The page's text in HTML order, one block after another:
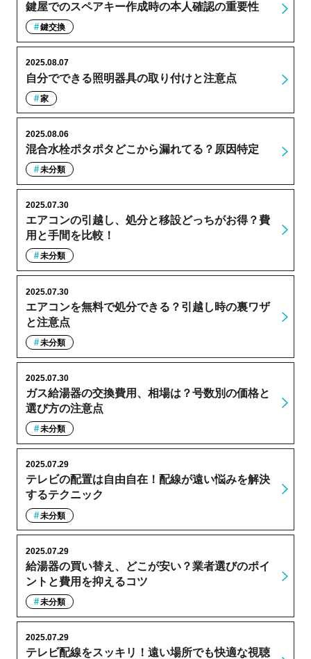
鍵屋でのスペアキー作成時の本人確認の重要性
鍵交換
自分でできる照明器具の取り付けと注意点
2025.08.07
家
混合水栓ポタポタどこから漏れてる？原因特定
2025.08.06
未分類
エアコンの引越し、処分と移設どっちがお得？費
用と手間を比較！
2025.07.30
未分類
エアコンを無料で処分できる？引越し時の裏ワザ
と注意点
2025.07.30
未分類
ガス給湯器の交換費用、相場は？号数別の価格と
選び方の注意点
2025.07.30
未分類
テレビの配置は自由自在！配線が遠い悩みを解決
するテクニック
2025.07.29
未分類
給湯器の買い替え、どこが安い？業者選びのポイ
ントと費用を抑えるコツ
2025.07.29
未分類
テレビ配線をスッキリ！遠い場所でも快適な視聴
2025.07.29